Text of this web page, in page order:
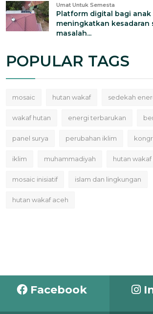
Umat Untuk Semesta
Platform digital bagi anak
meningkatkan kesadaran
masalah...
POPULAR TAGS
mosaic hutan wakaf sedekah
wakaf hutan energi terbarukan
panel surya perubahan iklim
iklim muhammadiyah hutan
mosaic inisiatif islam dan lingkungan
hutan wakaf aceh
Facebook